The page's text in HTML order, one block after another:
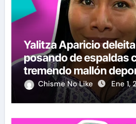
Yalitza Aparicio
posando de espaldas
tremendo mallón
Chisme No Like Ene 1,